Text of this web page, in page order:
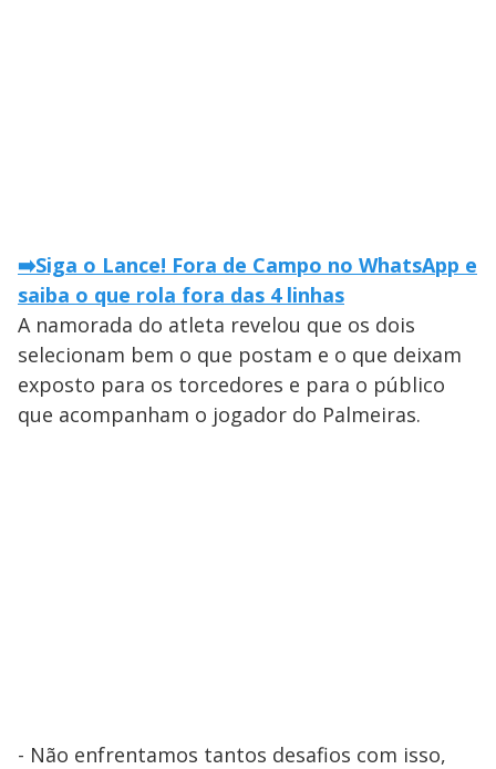
➡️Siga o Lance! Fora de Campo no WhatsApp e
saiba o que rola fora das 4 linhas
A namorada do atleta revelou que os dois
selecionam bem o que postam e o que deixam
exposto para os torcedores e para o público
que acompanham o jogador do Palmeiras.
- Não enfrentamos tantos desafios com isso,